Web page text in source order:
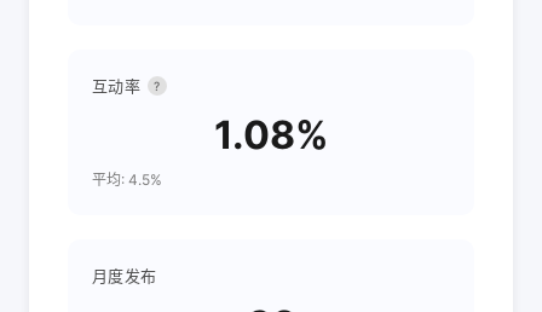
互动率 ?
1.08%
平均: 4.5%
月度发布